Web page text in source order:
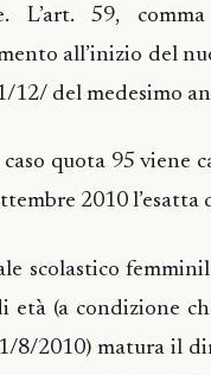
L’art. 59,
all’inizio del
12/ del medesimo
quota 95 viene
2010
scolastico
età (a condizione
8/2010) matura il